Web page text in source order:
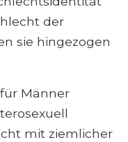
der
sie hingezogen
Männer
mit ziemlicher